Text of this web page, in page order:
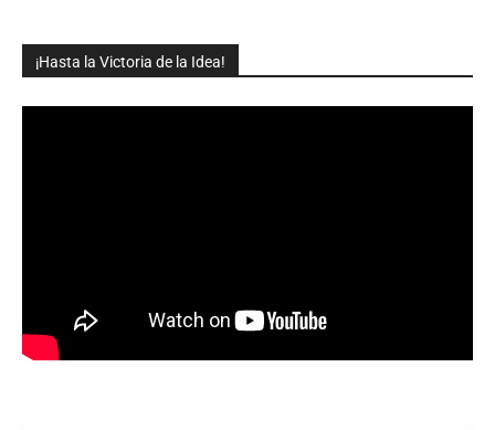
¡Hasta la Victoria de la Idea!